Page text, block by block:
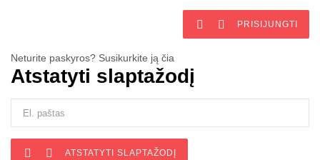
  PRISIJUNGTI
Neturite paskyros? Susikurkite ją čia
Atstatyti slaptažodį
  ATSTATYTI SLAPTAŽODĮ